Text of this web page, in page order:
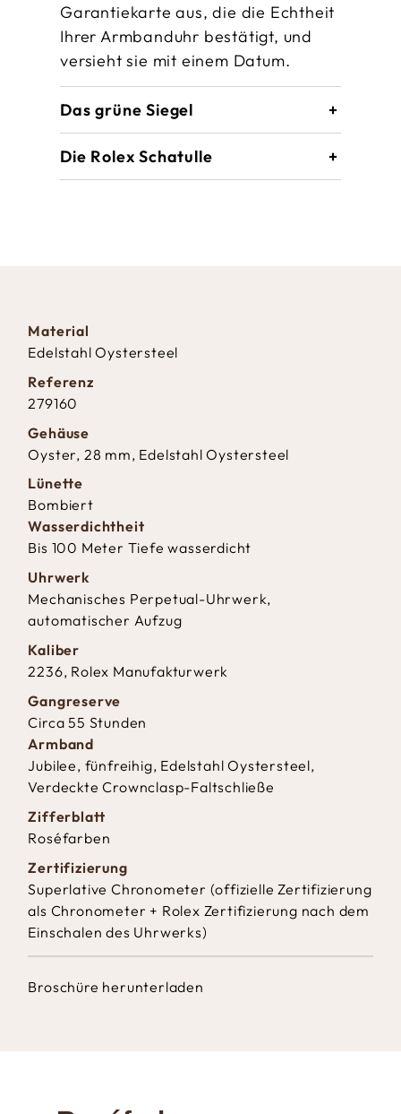
Garantiekarte aus, die die Echtheit
Ihrer Armbanduhr bestätigt, und
versieht sie mit einem Datum.
Das grüne Siegel
Die Rolex Schatulle
Material
Edelstahl Oystersteel
Referenz
279160
Gehäuse
Oyster, 28 mm, Edelstahl Oystersteel
Lünette
Bombiert
Wasserdichtheit
Bis 100 Meter Tiefe wasserdicht
Uhrwerk
Mechanisches Perpetual-Uhrwerk,
automatischer Aufzug
Kaliber
2236, Rolex Manufakturwerk
Gangreserve
Circa 55 Stunden
Armband
Jubilee, fünfreihig, Edelstahl Oystersteel,
Verdeckte Crownclasp-Faltschließe
Zifferblatt
Roséfarben
Zertifizierung
Superlative Chronometer (offizielle Zertifizierung
als Chronometer + Rolex Zertifizierung nach dem
Einschalen des Uhrwerks)
Broschüre herunterladen